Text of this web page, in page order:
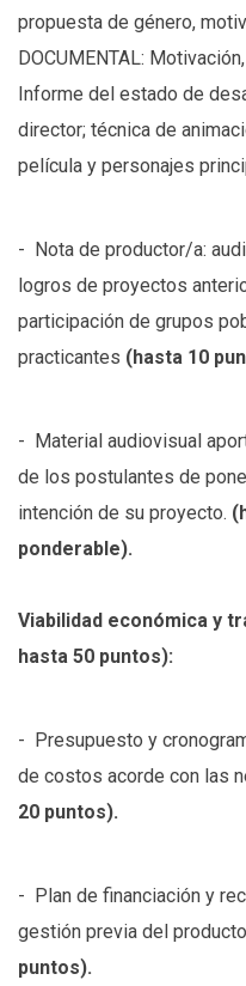
propuesta de género,
DOCUMENTAL:
Informe del estado de
director; técnica de
película y personajes
- Nota de productor/a:
logros de proyectos
participación de grupos
practicantes (hasta 10
- Material audiovisual
de los postulantes de
intención de su proyecto.
ponderable).
Viabilidad económica y
hasta 50 puntos):
- Presupuesto y
de costos acorde con las
20 puntos).
- Plan de financiación y
gestión previa del
puntos).